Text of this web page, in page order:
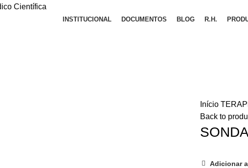
INSTITUCIONAL DOCUMENTOS BLOG R.H.
Início
Back to
Adicionar